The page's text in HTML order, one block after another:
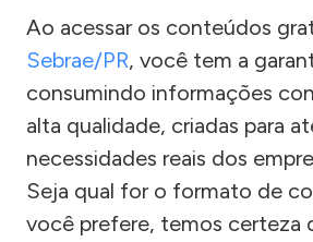
Ao acessar os conteúdos
Sebrae/PR, você tem a
consumindo informações
alta qualidade, criadas para
necessidades reais dos
Seja qual for o formato de
você prefere, temos certeza